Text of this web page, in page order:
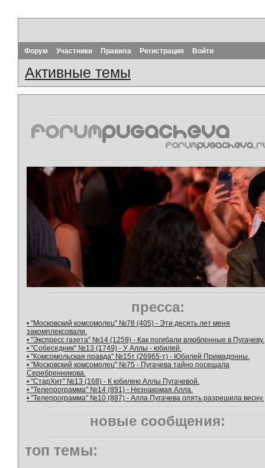
Форум Участники Правила Регистрация Войти
Активные темы
пресса:
• "Московский комсомолец" №78 (405) - Эти десять лет меня
закомплексовали.
• "Экспресс газета" №14 (1259) - Как погибали влюбленные в Пугачеву.
• "Собеседник" №13 (1749) - У Аллы - юбилей.
• "Комсомольская правда" №15т (26965-т) - Юбилей Примадонны.
• "Московский комсомолец" №75 - Пугачева тайно посещала
Серебренникова.
• "СтарХит" №13 (168) - К юбилею Аллы Пугачевой.
• "Телепрограмма" №14 (891) - Незнакомая Алла.
• "Телепрограмма" №10 (887) - Алла Пугачева опять разрешила весну.
новые сообщения:
топ темы: